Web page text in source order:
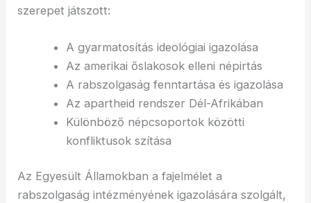
szerepet játszott:
A gyarmatosítás ideológiai igazolása
Az amerikai őslakosok elleni népirtás
A rabszolgaság fenntartása és igazolása
Az apartheid rendszer Dél-Afrikában
Különböző népcsoportok közötti
konfliktusok szítása
Az Egyesült Államokban a fajelmélet a
rabszolgaság intézményének igazolására szolgált,